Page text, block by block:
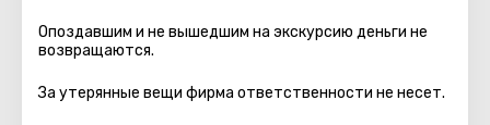
Опоздавшим и не вышедшим на экскурсию деньги не
возвращаются.
За утерянные вещи фирма ответственности не несет.